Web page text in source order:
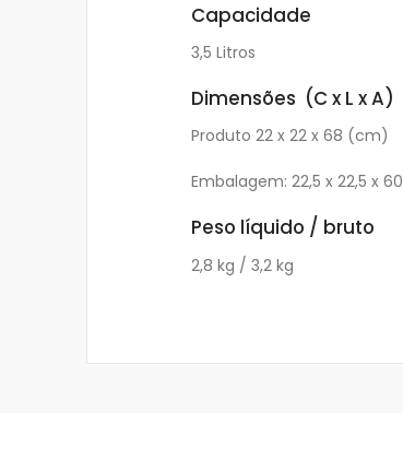
Capacidade
3,5 Litros
Dimensões (C x L x A)
Produto 22 x 22 x 68 (cm)
Embalagem: 22,5 x 22,5 x
Peso líquido / bruto
2,8 kg / 3,2 kg